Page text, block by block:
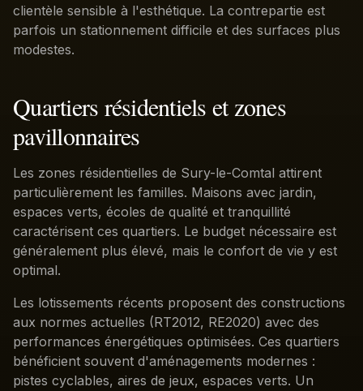
clientèle sensible à l'esthétique. La contrepartie est
parfois un stationnement difficile et des surfaces plus
modestes.
Quartiers résidentiels et zones
pavillonnaires
Les zones résidentielles de Sury-le-Comtal attirent
particulièrement les familles. Maisons avec jardin,
espaces verts, écoles de qualité et tranquillité
caractérisent ces quartiers. Le budget nécessaire est
généralement plus élevé, mais le confort de vie y est
optimal.
Les lotissements récents proposent des constructions
aux normes actuelles (RT2012, RE2020) avec des
performances énergétiques optimisées. Ces quartiers
bénéficient souvent d'aménagements modernes :
pistes cyclables, aires de jeux, espaces verts. Un